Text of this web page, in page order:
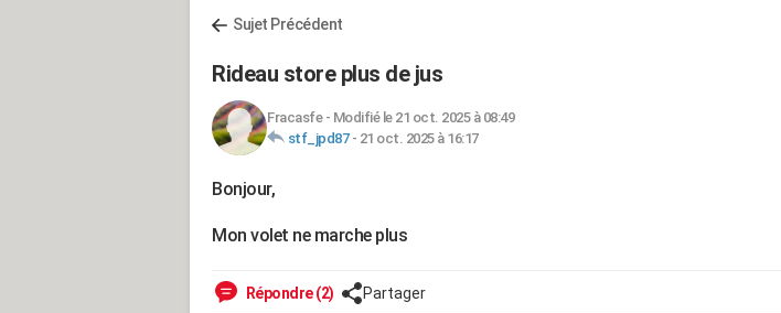
Sujet Précédent
Rideau store plus de jus
Fracasfe- Modifié le 21 oct. 2025 à 08:49
stf_jpd87- 21 oct. 2025 à 16:17
Bonjour,
Mon volet ne marche plus
Répondre (2) Partager